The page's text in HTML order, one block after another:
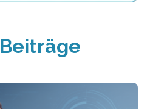
Beiträge